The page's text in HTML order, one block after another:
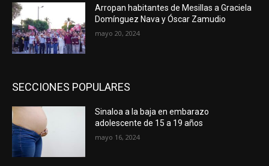
Arropan habitantes de Mesillas a Graciela
Domínguez Nava y Óscar Zamudio
mayo 20, 2024
SECCIONES POPULARES
Sinaloa a la baja en embarazo
adolescente de 15 a 19 años
mayo 16, 2024